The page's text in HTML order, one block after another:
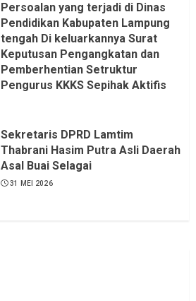
Persoalan yang terjadi di Dinas
Pendidikan Kabupaten Lampung
tengah Di keluarkannya Surat
Keputusan Pengangkatan dan
Pemberhentian Setruktur
Pengurus KKKS Sepihak Aktifis
Dapat saya pastikan penuh Unsur
KKN, dan Unsur Politik.
6 AGUSTUS 2026
Sekretaris DPRD Lamtim
Thabrani Hasim Putra Asli Daerah
Asal Buai Selagai
31 MEI 2026